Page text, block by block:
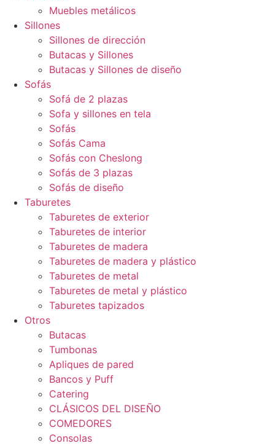
Muebles metálicos
Sillones
Sillones de dirección
Butacas y Sillones
Butacas y Sillones de diseño
Sofás
Sofá de 2 plazas
Sofa y sillones en tela
Sofás
Sofás Cama
Sofás con Cheslong
Sofás de 3 plazas
Sofás de diseño
Taburetes
Taburetes de exterior
Taburetes de interior
Taburetes de madera
Taburetes de madera y plástico
Taburetes de metal
Taburetes de metal y plástico
Taburetes tapizados
Otros
Butacas
Tumbonas
Apliques de pared
Bancos y Puff
Catering
CLÁSICOS DEL DISEÑO
COMEDORES
Consolas